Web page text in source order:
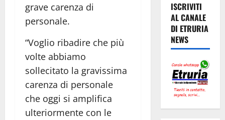
grave carenza di
personale.
“Voglio ribadire che più
volte abbiamo
sollecitato la gravissima
carenza di personale
che oggi si amplifica
ulteriormente con le
ISCRIVITI
AL CANALE
DI ETRURIA
NEWS